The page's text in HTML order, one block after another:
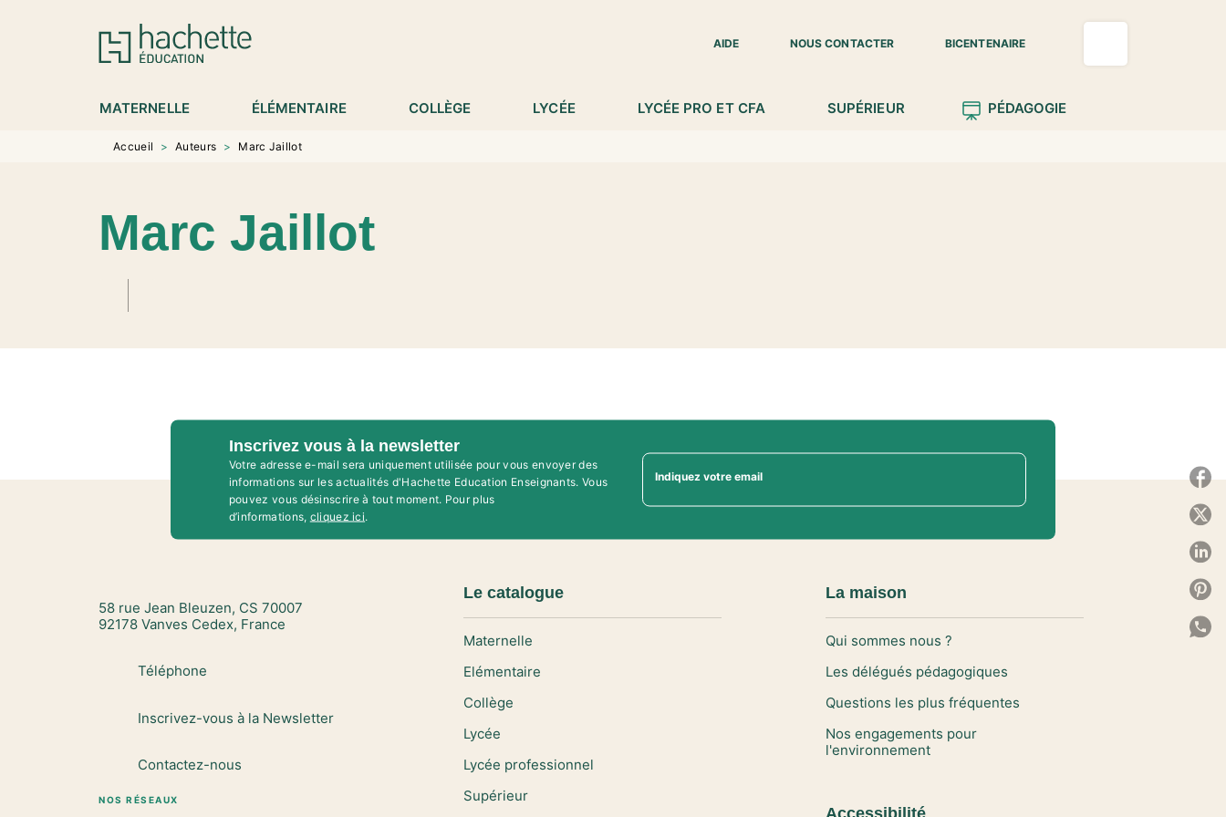
MENU RECHERCHE
AIDE
NOUS CONTACTER BICENTENAIRE
MATERNELLE ÉLÉMENTAIRE COLLÈGE LYCÉE LYCÉE PRO ET CFA SUPÉRIEUR PÉDAGOGIE
Accueil > Auteurs > Marc Jaillot
Marc Jaillot
Inscrivez vous à la newsletter
Votre adresse e-mail sera uniquement utilisée pour vous envoyer des
informations sur les actualités d'Hachette Education Enseignants. Vous
pouvez vous désinscrire à tout moment. Pour plus
d’informations, cliquez ici.
Indiquez votre email
58 rue Jean Bleuzen, CS 70007
92178 Vanves Cedex, France
Téléphone
Inscrivez-vous à la Newsletter
Contactez-nous
NOS RÉSEAUX
Le catalogue
Maternelle
Elémentaire
Collège
Lycée
Lycée professionnel
Supérieur
La maison
Qui sommes nous ?
Les délégués pédagogiques
Questions les plus fréquentes
Nos engagements pour
l'environnement
Accessibilité